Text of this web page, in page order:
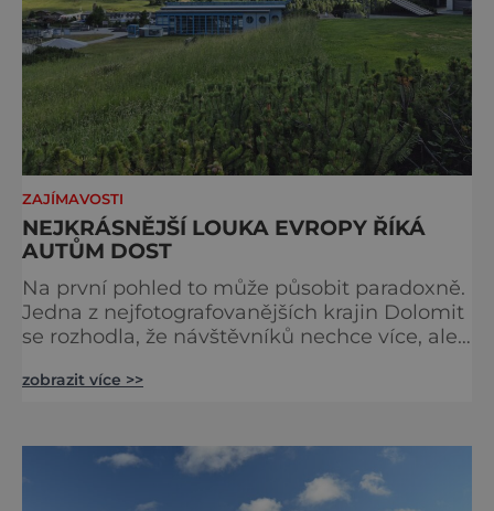
ZAJÍMAVOSTI
NEJKRÁSNĚJŠÍ LOUKA EVROPY ŘÍKÁ
AUTŮM DOST
Na první pohled to může působit paradoxně.
Jedna z nejfotografovanějších krajin Dolomit
se rozhodla, že návštěvníků nechce více, ale
louka v Evropě, zavádí od léta 2026 nová
přijíždějí. Nejde o boj proti turistům. Jde o
ochranu krajiny, která už nechce být obětí
vlastního úspě
zobrazit více >>